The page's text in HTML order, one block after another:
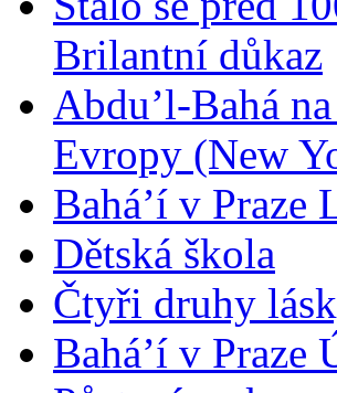
Brilantní důkaz
Abdu’l-Bahá
Evropy (New
Bahá’í v Praze
Dětská škola
Čtyři druhy
Bahá’í v Praze